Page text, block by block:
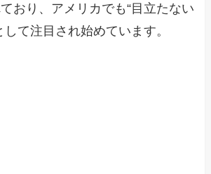
おり、アメリカでも“目立たない
して注目され始めています。